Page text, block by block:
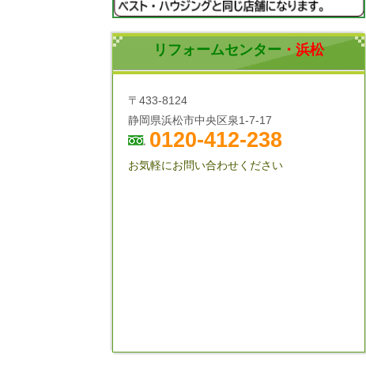
リフォームセンター・浜松
〒433-8124
静岡県浜松市中央区泉1-7-17
0120-412-238
お気軽にお問い合わせください